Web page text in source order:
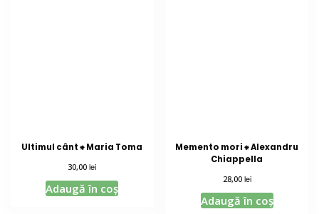
Ultimul cânt ⁕ Maria Toma
30,00lei
Adaugă în coș
Memento mori ⁕ Alexandru
Chiappella
28,00 lei
Adaugă în coș